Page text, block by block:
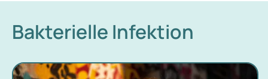
Bakterielle Infektion